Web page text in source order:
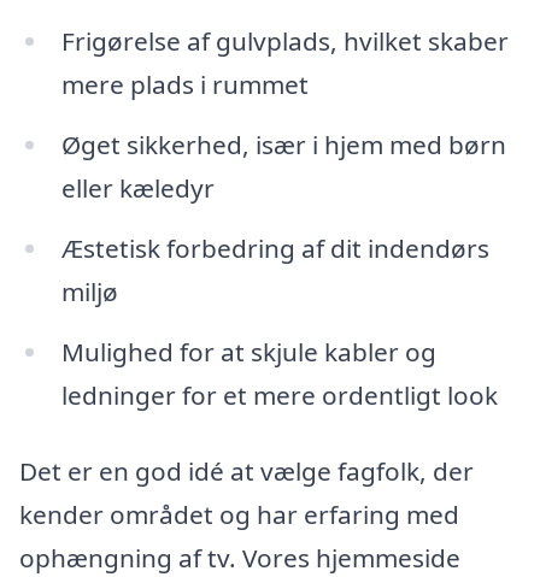
Frigørelse af gulvplads, hvilket skaber
mere plads i rummet
Øget sikkerhed, især i hjem med børn
eller kæledyr
Æstetisk forbedring af dit indendørs
miljø
Mulighed for at skjule kabler og
ledninger for et mere ordentligt look
Det er en god idé at vælge fagfolk, der
kender området og har erfaring med
ophængning af tv. Vores hjemmeside